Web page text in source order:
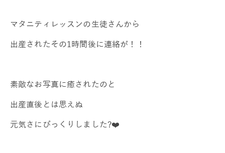
マタニティレッスンの生徒さんから
出産されたその1時間後に連絡が！！
素敵なお写真に癒されたのと
出産直後とは思えぬ
元気さにびっくりしました?❤️